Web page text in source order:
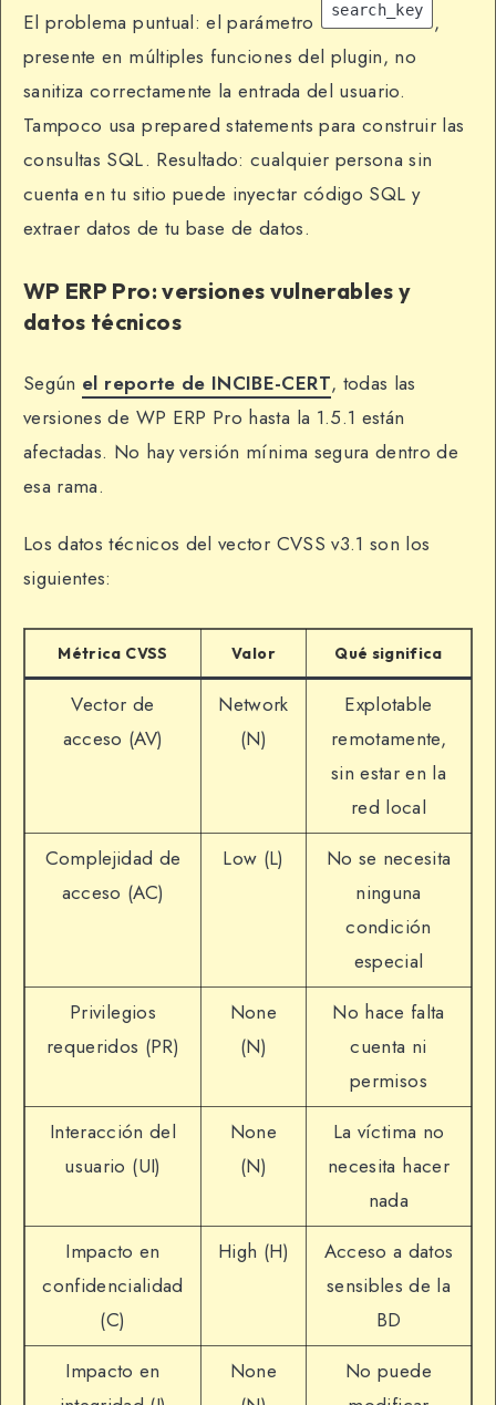
El problema puntual: el parámetro search_key
,
presente en múltiples funciones del plugin, no
sanitiza correctamente la entrada del usuario.
Tampoco usa prepared statements para construir las
consultas SQL. Resultado: cualquier persona sin
cuenta en tu sitio puede inyectar código SQL y
extraer datos de tu base de datos.
WP ERP Pro: versiones vulnerables y
datos técnicos
Según el reporte de INCIBE-CERT, todas las
versiones de WP ERP Pro hasta la 1.5.1 están
afectadas. No hay versión mínima segura dentro de
esa rama.
Los datos técnicos del vector CVSS v3.1 son los
siguientes:
Métrica CVSS Valor Qué significa
Vector de
acceso (AV)
Network
(N)
Explotable
remotamente,
sin estar en la
red local
Complejidad de
acceso (AC)
Low (L)
No se necesita
ninguna
condición
especial
Privilegios
requeridos (PR)
None
(N)
No hace falta
cuenta ni
permisos
Interacción del
usuario (UI)
None
(N)
La víctima no
necesita hacer
nada
Impacto en
confidencialidad
(C)
High (H)
Acceso a datos
sensibles de la
BD
Impacto en
None
No puede